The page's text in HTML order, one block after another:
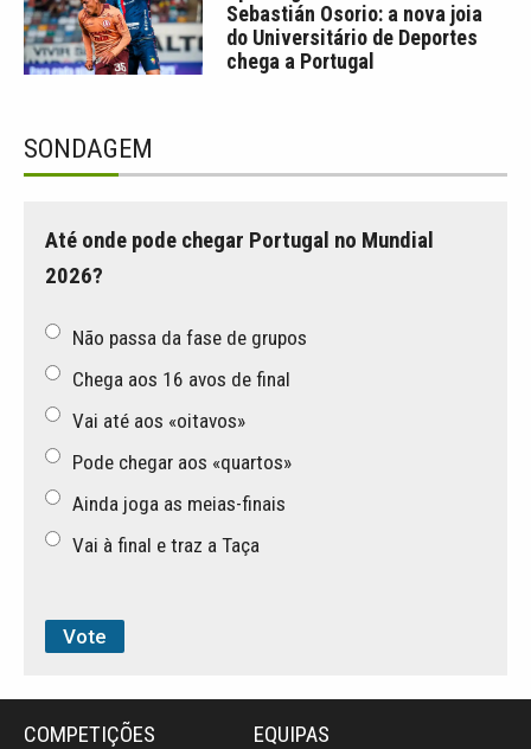
Sebastián Osorio: a nova joia
do Universitário de Deportes
chega a Portugal
SONDAGEM
Até onde pode chegar Portugal no Mundial
2026?
Não passa da fase de grupos
Chega aos 16 avos de final
Vai até aos «oitavos»
Pode chegar aos «quartos»
Ainda joga as meias-finais
Vai à final e traz a Taça
COMPETIÇÕES EQUIPAS